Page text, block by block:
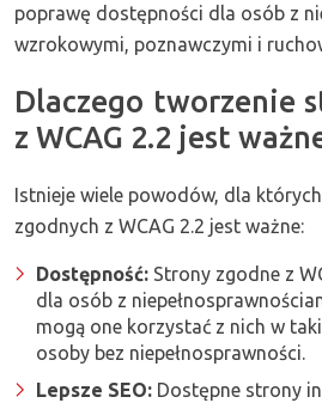
poprawę dostępności dla osób z
wzrokowymi, poznawczymi i
Dlaczego tworzenie
z WCAG 2.2 jest
Istnieje wiele powodów, dla
zgodnych z WCAG 2.2 jest ważne:
Dostępność: Strony zgodne z
dla osób z
mogą one korzystać z nich w
osoby bez niepełnosprawności.
Lepsze SEO: Dostępne strony